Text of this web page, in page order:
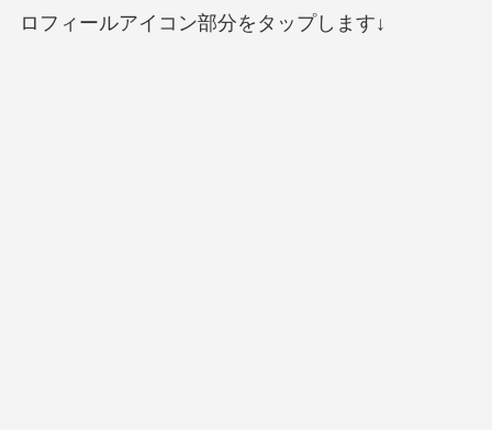
ロフィールアイコン部分をタップします↓